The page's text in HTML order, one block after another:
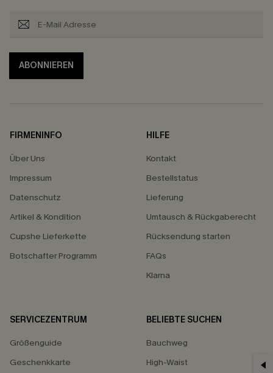
ABONNIEREN
FIRMENINFO
Über Uns
Impressum
Datenschutz
Artikel & Kondition
Cupshe Lieferkette
Botschafter Programm
HILFE
Kontakt
Bestellstatus
Lieferung
Umtausch & Rückgaberecht
Rücksendung starten
FAQs
Klarna
SERVICEZENTRUM
Größenguide
Geschenkkarte
BELIEBTE SUCHEN
Bauchweg
High-Waist